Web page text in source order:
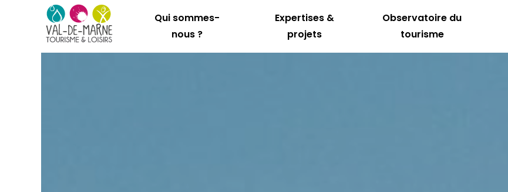
Qui sommes-
nous ?
Expertises &
projets
Observatoire du
tourisme